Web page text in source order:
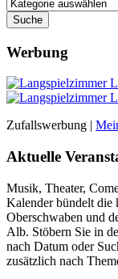
Werbung
Zufallswerbung |
Aktuelle
Musik, Theater,
Kalender bündelt die
Oberschwaben und
Alb. Stöbern Sie in
nach Datum oder
zusätzlich nach